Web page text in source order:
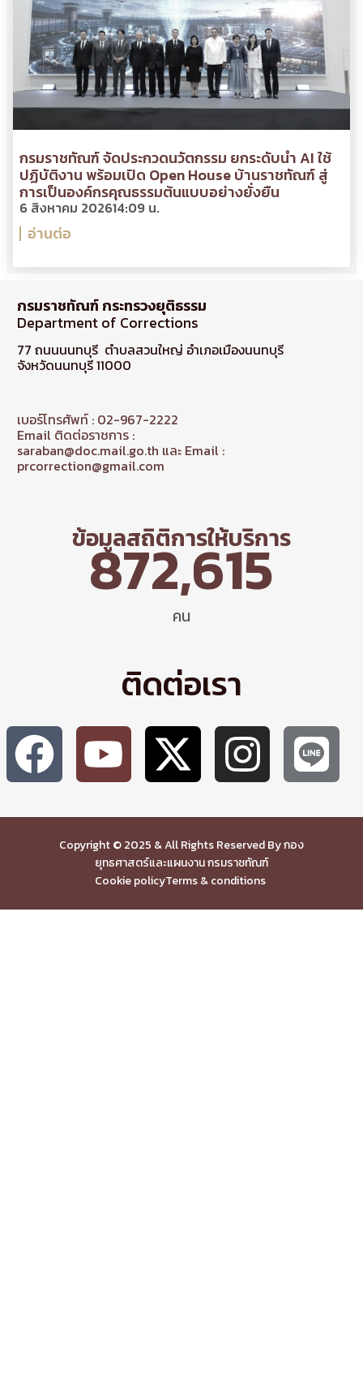
กรมราชทัณฑ์ จัดประกวดนวัตกรรม ยกระดับนำ AI ใช้
ปฏิบัติงาน พร้อมเปิด Open House บ้านราชทัณฑ์ สู่
การเป็นองค์กรคุณธรรมต้นแบบอย่างยั่งยืน
6 สิงหาคม 202614:09 น.
อ่านต่อ
กรมราชทัณฑ์ กระทรวงยุติธรรม
Department of Corrections
77 ถนนนนทบุรี ตำบลสวนใหญ่ อำเภอเมืองนนทบุรี
จังหวัดนนทบุรี 11000
เบอร์โทรศัพท์ : 02-967-2222
Email ติดต่อราชการ :
saraban@doc.mail.go.th และ Email :
prcorrection@gmail.com
ข้อมูลสถิติการให้บริการ
คน
872,615
ติดต่อเรา
Copyright © 2025 & All Rights Reserved By กอง
ยุทธศาสตร์และแผนงาน กรมราชทัณฑ์
Cookie policyTerms & conditions